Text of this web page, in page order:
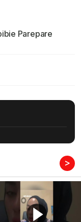
Parepare
>